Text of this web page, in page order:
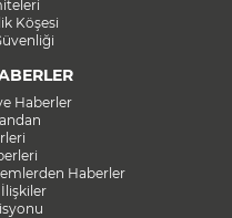
Köşesi
Haberler
Haberler
İlişkiler